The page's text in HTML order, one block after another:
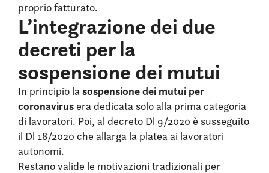
proprio fatturato.
L’integrazione dei due
decreti per la
sospensione dei mutui
In principio lasospensione dei mutui per
coronavirus era dedicata solo alla prima categoria
di lavoratori. Poi, al decreto Dl 9/2020 è susseguito
il Dl 18/2020 che allarga la platea ai lavoratori
autonomi.
Restano valide le motivazioni tradizionali per